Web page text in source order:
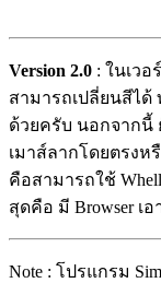
Version 2.0 : ในเว
สามารถเปลี่ยนสีได้
ด้วยครับ นอกจากนี้
เมาส์ลากโดยตรงห
คือสามารถใช้
สุดคือ มี Browser เ
Note : โปรแกรม